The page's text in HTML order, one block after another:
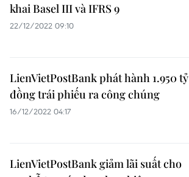
khai Basel III và IFRS 9
22/12/2022 09:10
LienVietPostBank phát hành 1.950 tỷ
đồng trái phiếu ra công chúng
16/12/2022 04:17
LienVietPostBank giảm lãi suất cho